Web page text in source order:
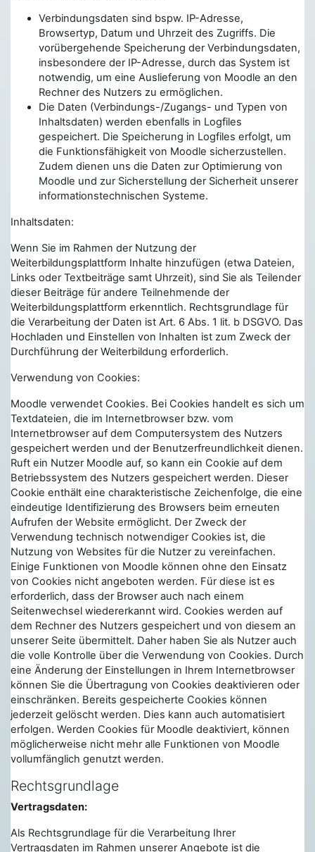
Verbindungsdaten sind bspw. IP-Adresse,
Browsertyp, Datum und Uhrzeit des Zugriffs. Die
vorübergehende Speicherung der Verbindungsdaten,
insbesondere der IP-Adresse, durch das System ist
notwendig, um eine Auslieferung von Moodle an den
Rechner des Nutzers zu ermöglichen.
Die Daten (Verbindungs-/Zugangs- und Typen von
Inhaltsdaten) werden ebenfalls in Logfiles
gespeichert. Die Speicherung in Logfiles erfolgt, um
die Funktionsfähigkeit von Moodle sicherzustellen.
Zudem dienen uns die Daten zur Optimierung von
Moodle und zur Sicherstellung der Sicherheit unserer
informationstechnischen Systeme.
Inhaltsdaten:
Wenn Sie im Rahmen der Nutzung der
Weiterbildungsplattform Inhalte hinzufügen (etwa Dateien,
Links oder Textbeiträge samt Uhrzeit), sind Sie als Teilender
dieser Beiträge für andere Teilnehmende der
Weiterbildungsplattform erkenntlich. Rechtsgrundlage für
die Verarbeitung der Daten ist Art. 6 Abs. 1 lit. b DSGVO. Das
Hochladen und Einstellen von Inhalten ist zum Zweck der
Durchführung der Weiterbildung erforderlich.
Verwendung von Cookies:
Moodle verwendet Cookies. Bei Cookies handelt es sich um
Textdateien, die im Internetbrowser bzw. vom
Internetbrowser auf dem Computersystem des Nutzers
gespeichert werden und der Benutzerfreundlichkeit dienen.
Ruft ein Nutzer Moodle auf, so kann ein Cookie auf dem
Betriebssystem des Nutzers gespeichert werden. Dieser
Cookie enthält eine charakteristische Zeichenfolge, die eine
eindeutige Identifizierung des Browsers beim erneuten
Aufrufen der Website ermöglicht. Der Zweck der
Verwendung technisch notwendiger Cookies ist, die
Nutzung von Websites für die Nutzer zu vereinfachen.
Einige Funktionen von Moodle können ohne den Einsatz
von Cookies nicht angeboten werden. Für diese ist es
erforderlich, dass der Browser auch nach einem
Seitenwechsel wiedererkannt wird. Cookies werden auf
dem Rechner des Nutzers gespeichert und von diesem an
unserer Seite übermittelt. Daher haben Sie als Nutzer auch
die volle Kontrolle über die Verwendung von Cookies. Durch
eine Änderung der Einstellungen in Ihrem Internetbrowser
können Sie die Übertragung von Cookies deaktivieren oder
einschränken. Bereits gespeicherte Cookies können
jederzeit gelöscht werden. Dies kann auch automatisiert
erfolgen. Werden Cookies für Moodle deaktiviert, können
möglicherweise nicht mehr alle Funktionen von Moodle
vollumfänglich genutzt werden.
Rechtsgrundlage
Vertragsdaten:
Als Rechtsgrundlage für die Verarbeitung Ihrer
Vertragsdaten im Rahmen unserer Angebote ist die